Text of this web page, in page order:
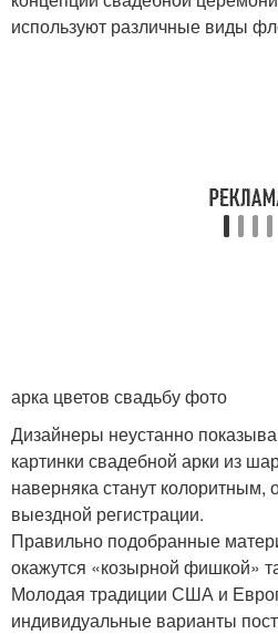
Арка из ткани
Арка в виде
используют различные виды
арка цветов свадьбу фото
Дизайнеры неустанно
картинки свадебной арки из
наверняка станут
выездной регистрации.
Правильно подобранные
окажутся «козырной фишкой»
Молодая традиции США и
индивидуальные варианты